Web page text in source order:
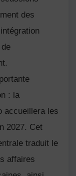
des
: la
accueillera les
2027. Cet
traduit le
affaires